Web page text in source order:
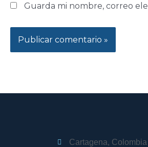
Guarda mi nombre, correo
Cartagena, Colombia